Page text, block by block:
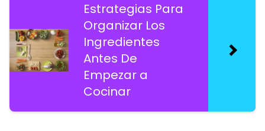
Estrategias Para
Organizar Los
Ingredientes
Antes De
Empezar a
Cocinar